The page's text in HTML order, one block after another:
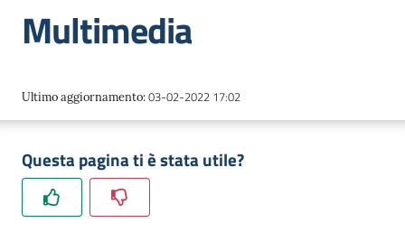
Servizi
Documenti
Multimedia
Ultimo aggiornamento:03-02-2022 17:02
Questa pagina ti è stata utile?